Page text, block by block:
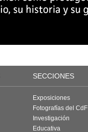
SECCIONES
Exposiciones
Fotografías del CdF
Investigación
Educativa